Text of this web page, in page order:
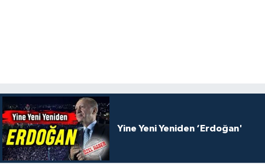
Yine Yeni Yeniden ‘Erdoğan'